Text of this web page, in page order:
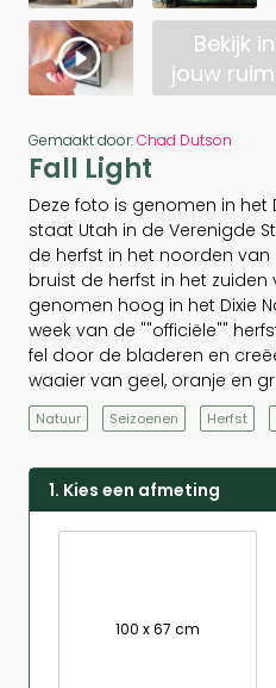
Bekijk in
jouw
Gemaakt door:Chad Dutson
Fall Light
Deze foto is genomen in het
staat Utah in de Verenigde
de herfst in het noorden
bruist de herfst in het zuiden
genomen hoog in het Dixie
week van de ""officiële""
fel door de bladeren en
waaier van geel, oranje en
Natuur Seizoenen Herfst
1. Kies een afmeting
100 x 67 cm